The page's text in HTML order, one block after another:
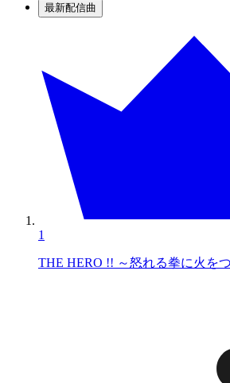
最新配信曲
1
THE HERO !! ～怒れる拳に火を